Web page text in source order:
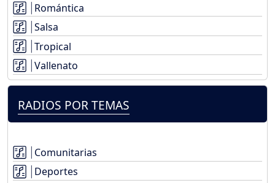
Romántica
Salsa
Tropical
Vallenato
RADIOS POR TEMAS
Comunitarias
Deportes